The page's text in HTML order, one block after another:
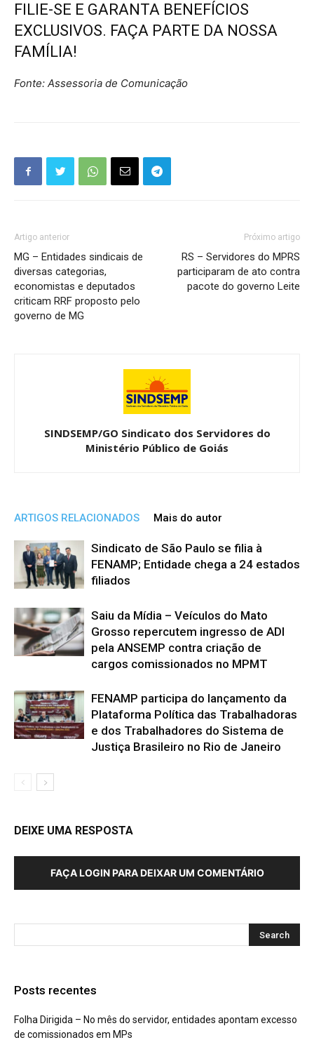
FILIE-SE E GARANTA BENEFÍCIOS
EXCLUSIVOS. FAÇA PARTE DA NOSSA
FAMÍLIA!
Fonte: Assessoria de Comunicação
Artigo anterior
MG – Entidades sindicais de
diversas categorias,
economistas e deputados
criticam RRF proposto pelo
governo de MG
Próximo artigo
RS – Servidores do MPRS
participaram de ato contra
pacote do governo Leite
SINDSEMP/GO Sindicato dos Servidores do
Ministério Público de Goiás
ARTIGOS RELACIONADOS Mais do autor
Sindicato de São Paulo se filia à
FENAMP; Entidade chega a 24 estados
filiados
Saiu da Mídia – Veículos do Mato
Grosso repercutem ingresso de ADI
pela ANSEMP contra criação de
cargos comissionados no MPMT
FENAMP participa do lançamento da
Plataforma Política das Trabalhadoras
e dos Trabalhadores do Sistema de
Justiça Brasileiro no Rio de Janeiro
DEIXE UMA RESPOSTA
FAÇA LOGIN PARA DEIXAR UM COMENTÁRIO
Posts recentes
Folha Dirigida – No mês do servidor, entidades apontam excesso
de comissionados em MPs